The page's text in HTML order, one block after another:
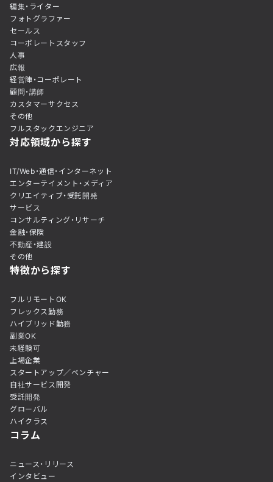
編集・ライター
フォトグラファー
セールス
コーポレートスタッフ
人事
広報
経営陣・コーポレート
顧問・講師
カスタマーサクセス
その他
フルスタックエンジニア
対応領域から探す
IT/Web・通信・インターネット
エンターテイメント・メディア
クリエイティブ・受託開発
サービス
コンサルティング・リサーチ
金融・保険
不動産・建設
その他
特徴から探す
フルリモートOK
フレックス勤務
ハイブリッド勤務
副業OK
未経験可
上場企業
スタートアップ／ベンチャー
自社サービス開発
受託開発
グローバル
ハイクラス
コラム
ニュース・リリース
インタビュー